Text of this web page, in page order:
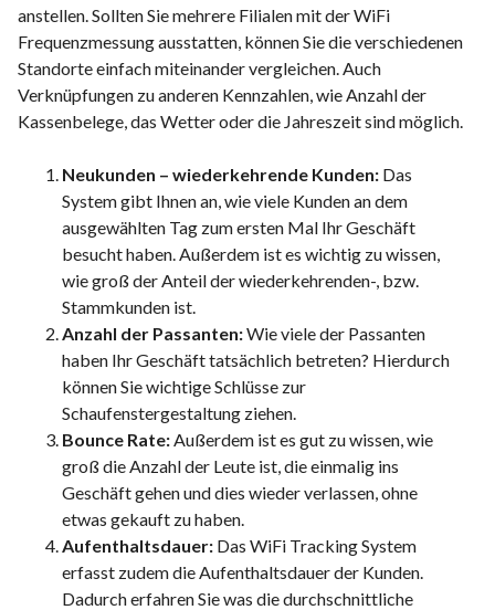
anstellen. Sollten Sie mehrere Filialen mit der WiFi
Frequenzmessung ausstatten, können Sie die verschiedenen
Standorte einfach miteinander vergleichen. Auch
Verknüpfungen zu anderen Kennzahlen, wie Anzahl der
Kassenbelege, das Wetter oder die Jahreszeit sind möglich.
Neukunden – wiederkehrende Kunden: Das
System gibt Ihnen an, wie viele Kunden an dem
ausgewählten Tag zum ersten Mal Ihr Geschäft
besucht haben. Außerdem ist es wichtig zu wissen,
wie groß der Anteil der wiederkehrenden-, bzw.
Stammkunden ist.
Anzahl der Passanten:Wie viele der Passanten
haben Ihr Geschäft tatsächlich betreten? Hierdurch
können Sie wichtige Schlüsse zur
Schaufenstergestaltung ziehen.
Bounce Rate:Außerdem ist es gut zu wissen, wie
groß die Anzahl der Leute ist, die einmalig ins
Geschäft gehen und dies wieder verlassen, ohne
etwas gekauft zu haben.
Aufenthaltsdauer: Das WiFi Tracking System
erfasst zudem die Aufenthaltsdauer der Kunden.
Dadurch erfahren Sie was die durchschnittliche